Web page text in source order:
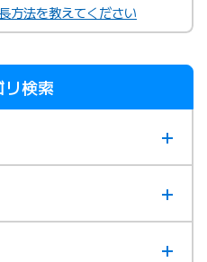
方法を教えてください
リ検索